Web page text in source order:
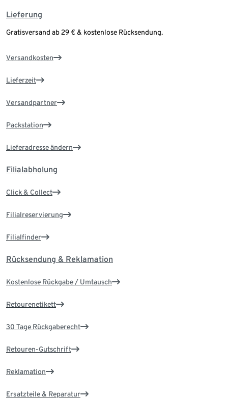
Lieferung
Gratisversand ab 29 € & kostenlose Rücksendung.
Versandkosten
Lieferzeit
Versandpartner
Packstation
Lieferadresse ändern
Filialabholung
Click & Collect
Filialreservierung
Filialfinder
Rücksendung & Reklamation
Kostenlose Rückgabe / Umtausch
Retourenetikett
30 Tage Rückgaberecht
Retouren-Gutschrift
Reklamation
Ersatzteile & Reparatur